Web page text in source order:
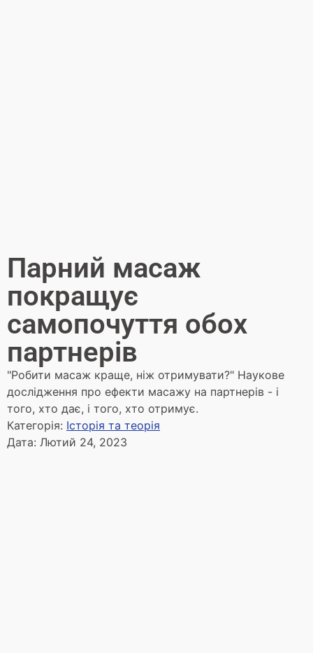
Парний масаж
покращує
самопочуття обох
партнерів
"Робити масаж краще, ніж отримувати?" Наукове
дослідження про ефекти масажу на партнерів - і
того, хто дає, і того, хто отримує.
Категорія: Історія та теорія
Дата: Лютий 24, 2023